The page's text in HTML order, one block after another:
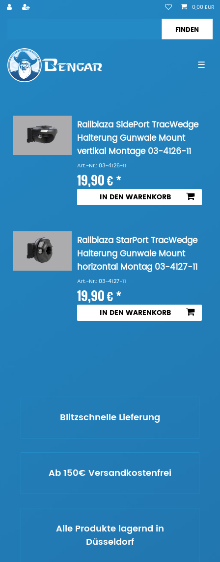
0,00 EUR
☰
Railblaza SidePort TracWedge
Halterung Gunwale Mount
vertikal Montage 03-4126-11
Art.-Nr.: 03-4126-11
19,90 € *
IN DEN WARENKORB
Railblaza StarPort TracWedge
Halterung Gunwale Mount
horizontal Montag 03-4127-11
Art.-Nr.: 03-4127-11
19,90 € *
IN DEN WARENKORB
Blitzschnelle Lieferung
Ab 150€ Versandkostenfrei
Alle Produkte lagernd in
Düsseldorf